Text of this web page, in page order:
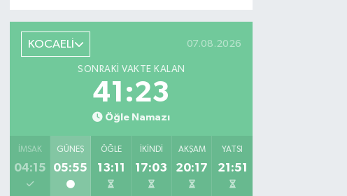
KOCAELİ 07.08.2026
SONRAKI VAKTE KALAN
41:22
Öğle Namazı
İMSAK
04:15
GÜNEŞ
05:55
ÖĞLE
13:11
İKINDI
17:03
AKŞAM
20:17
YATSI
21:51